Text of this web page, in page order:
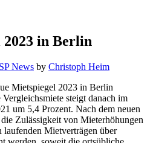
2023 in Berlin
News by Christoph Heim
Mietspiegel 2023 in Berlin
steigt danach im
um 5,4 Prozent. Nach dem neuen
Zulässigkeit von Mieterhöhungen
Mietverträgen über